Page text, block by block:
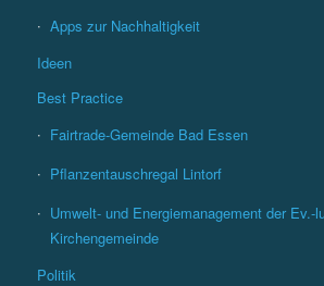
Apps zur Nachhaltigkeit
Ideen
Best Practice
Fairtrade-Gemeinde Bad Essen
Pflanzentauschregal Lintorf
Umwelt- und Energiemanagement der Ev.-
Kirchengemeinde
Politik